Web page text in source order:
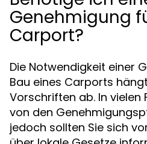
Genehmigung
Carport?
Die Notwendigkeit einer
Bau eines Carports
Vorschriften ab. In vielen
von den
jedoch sollten Sie sich